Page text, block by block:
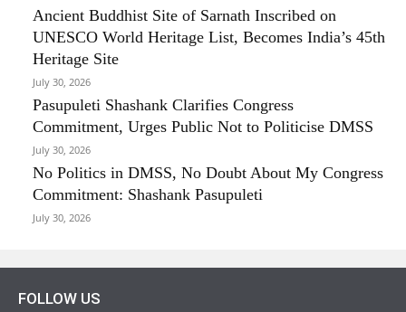
Ancient Buddhist Site of Sarnath Inscribed on
UNESCO World Heritage List, Becomes India’s 45th
Heritage Site
July 30, 2026
Pasupuleti Shashank Clarifies Congress
Commitment, Urges Public Not to Politicise DMSS
July 30, 2026
No Politics in DMSS, No Doubt About My Congress
Commitment: Shashank Pasupuleti
July 30, 2026
FOLLOW US